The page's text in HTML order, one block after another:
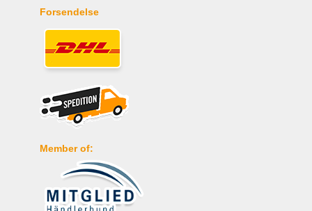
Forsendelse
Member of: